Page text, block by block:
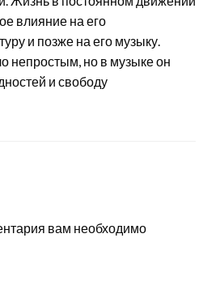
влияние на его
и позже на его музыку.
непростым, но в музыке он
и свободу
вам необходимо